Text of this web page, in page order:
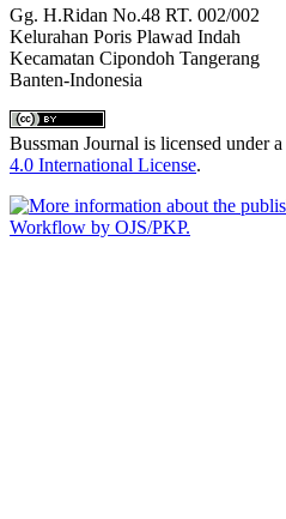
Gg. H.Ridan No.48 RT. 002/002
Kelurahan Poris Plawad Indah
Kecamatan Cipondoh Tangerang
Banten-Indonesia
Bussman Journal is licensed under a
4.0 International License.